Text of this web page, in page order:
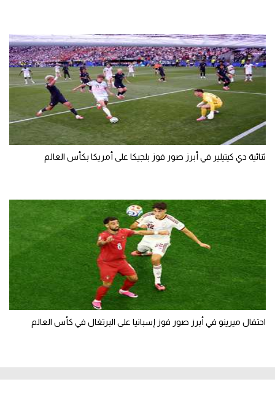
ثنائية دي كيتيلير في أبرز صور فوز بلجيكا على أمريكا بكأس العالم
احتفال ميرينو في أبرز صور فوز إسبانيا على البرتغال في كأس العالم